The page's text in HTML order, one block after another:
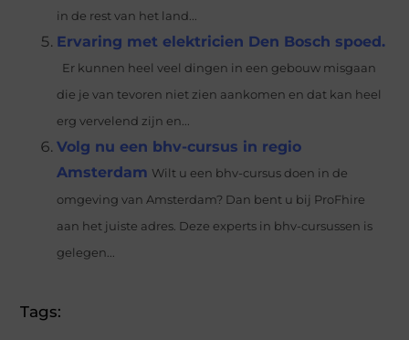
in de rest van het land...
Ervaring met elektricien Den Bosch spoed.
Er kunnen heel veel dingen in een gebouw misgaan
die je van tevoren niet zien aankomen en dat kan heel
erg vervelend zijn en...
Volg nu een bhv-cursus in regio
Amsterdam Wilt u een bhv-cursus doen in de
omgeving van Amsterdam? Dan bent u bij ProFhire
aan het juiste adres. Deze experts in bhv-cursussen is
gelegen...
Tags: